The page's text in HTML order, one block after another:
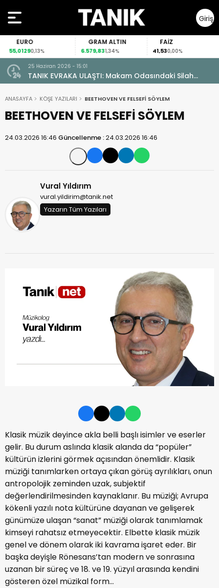
Giriş
Yap
EURO
55,01290,13%
GRAM ALTIN
6.579,831,34%
FAİZ
41,530,00%
25 Haziran 2026 - 15:01
TANIK EVRAKA ULAŞTI: Makam Odasındaki Silah
Ruhsatsız Çıktı!
ANASAYFA KÖŞE YAZILARI BEETHOVEN VE FELSEFİ SÖYLEM
BEETHOVEN VE FELSEFİ SÖYLEM
24.03.2026 16:46 Güncellenme :24.03.2026 16:46
Vural Yıldırım
vural.yildirim@tanik.net
Yazarın Tüm Yazıları
Klasik müzik deyince akla belli başlı isimler ve eserler
gelir. Bu durum aslında klasik alanda da “popüler”
kültürün izlerini görmek açısından önemlidir. Klasik
müziği tanımlarken ortaya çıkan görüş ayrılıkları, onun
antropolojik zeminden uzak, subjektif
değerlendirilmesinden kaynaklanır. Bu müziği; Avrupa
kökenli yazılı nota kültürüne dayanan ve gelişerek
günümüze ulaşan “sanat” müziği olarak tanımlamak
kimseyi rahatsız etmeyecektir. Elbette klasik müzik
genel ve dönem olarak iki kavrama işaret eder. Bir
başka deyişle Rönesans’tan modern ve sonrasına
uzanan bir süreç ve 18. ve 19. yüzyıl arasında kendini
gösteren özel müzikal form…